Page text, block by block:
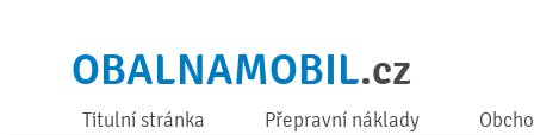
OBALNAMOBIL.cz
Titulní stránka Přepravní náklady